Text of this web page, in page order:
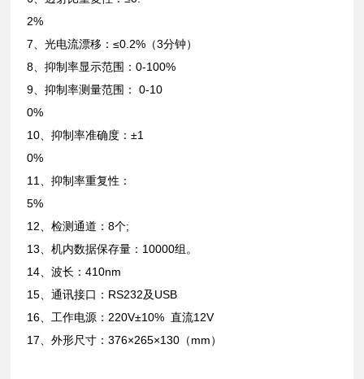
2%
7、光电流漂移：≤0.2%（3分钟）
8、抑制率显示范围：0-100%
9、抑制率测量范围： 0-10
0%
10、抑制率准确度：±1
0%
11、抑制率重复性：
5%
12、检测通道：8个;
13、机内数据保存量：10000组。
14、波长：410nm
15、通讯接口：RS232及USB
16、工作电源：220V±10% 直流12V
17、外形尺寸：376×265×130（mm）